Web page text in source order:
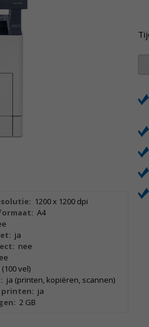
1200 x 1200 dpi
A4
ja
nee
(100 vel)
ja (printen, kopiëren, scannen)
printen: ja
2 GB